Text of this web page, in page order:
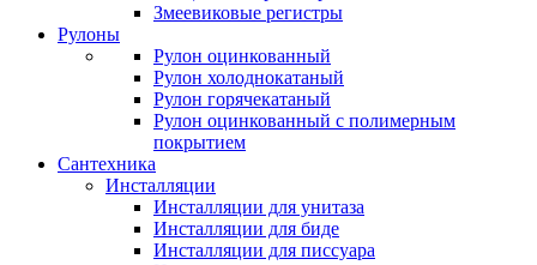
Змеевиковые регистры
Рулоны
Рулон оцинкованный
Рулон холоднокатаный
Рулон горячекатаный
Рулон оцинкованный с полимерным
покрытием
Сантехника
Инсталляции
Инсталляции для унитаза
Инсталляции для биде
Инсталляции для писсуара